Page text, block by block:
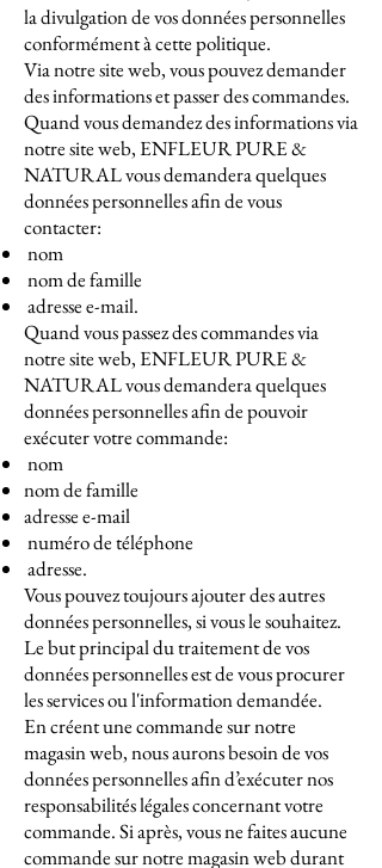
la divulgation de vos données personnelles
conformément à cette politique.
Via notre site web, vous pouvez demander
des informations et passer des commandes.
Quand vous demandez des informations via
notre site web, ENFLEUR PURE &
NATURAL vous demandera quelques
données personnelles afin de vous
contacter:
nom
nom de famille
adresse e-mail.
Quand vous passez des commandes via
notre site web, ENFLEUR PURE &
NATURAL vous demandera quelques
données personnelles afin de pouvoir
exécuter votre commande:
nom
nom de famille
adresse e-mail
numéro de téléphone
adresse.
Vous pouvez toujours ajouter des autres
données personnelles, si vous le souhaitez.
Le but principal du traitement de vos
données personnelles est de vous procurer
les services ou l'information demandée.
En créent une commande sur notre
magasin web, nous aurons besoin de vos
données personnelles afin d’exécuter nos
responsabilités légales concernant votre
commande. Si après, vous ne faites aucune
commande sur notre magasin web durant